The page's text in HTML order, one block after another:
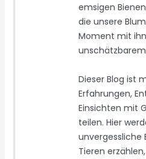
emsigen
die unsere
Moment mit
Dieser Blog ist
Erfahrungen,
Einsichten mit
teilen. Hier
unvergessliche
Tieren